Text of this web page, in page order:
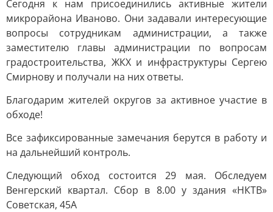
Сегодня к нам присоединились активные жители
микрорайона Иваново. Они задавали интересующие
вопросы сотрудникам администрации, а также
заместителю главы администрации по вопросам
градостроительства, ЖКХ и инфраструктуры Сергею
Смирнову и получали на них ответы.
Благодарим жителей округов за активное участие в
обходе!
Все зафиксированные замечания берутся в работу и
на дальнейший контроль.
Следующий обход состоится 29 мая. Обследуем
Венгерский квартал. Сбор в 8.00 у здания «НКТВ»
Советская, 45А